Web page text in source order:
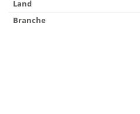
Land
Branche